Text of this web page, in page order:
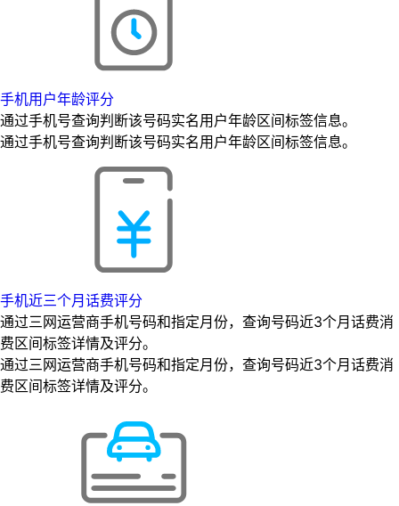
手机用户年龄评分
通过手机号查询判断该号码实名用户年龄区间标签信息。
通过手机号查询判断该号码实名用户年龄区间标签信息。
手机近三个月话费评分
通过三网运营商手机号码和指定月份，查询号码近3个月话费消
费区间标签详情及评分。
通过三网运营商手机号码和指定月份，查询号码近3个月话费消
费区间标签详情及评分。